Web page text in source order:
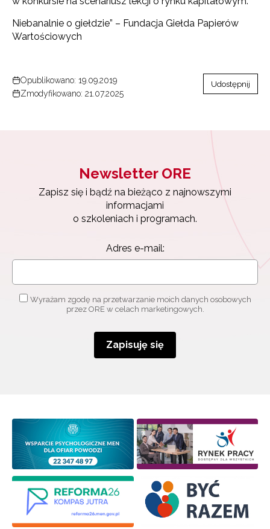
Niebanalnie o giełdzie” – Fundacja Giełda Papierów
Wartościowych
Opublikowano: 19.09.2019
Zmodyfikowano: 21.07.2025
Udostępnij
Newsletter ORE
Zapisz się i bądź na bieżąco z najnowszymi
informacjami
o szkoleniach i programach.
Adres e-mail:
Wyrażam zgodę na przetwarzanie moich danych osobowych
przez ORE w celach marketingowych.
Zapisuję się
Newsletter ORE
Zapisz się i bądź na bieżąco z najnowszymi
o szkoleniach i programach.
osobowych przez ORE w celach marketingowych.
Zapisuję się